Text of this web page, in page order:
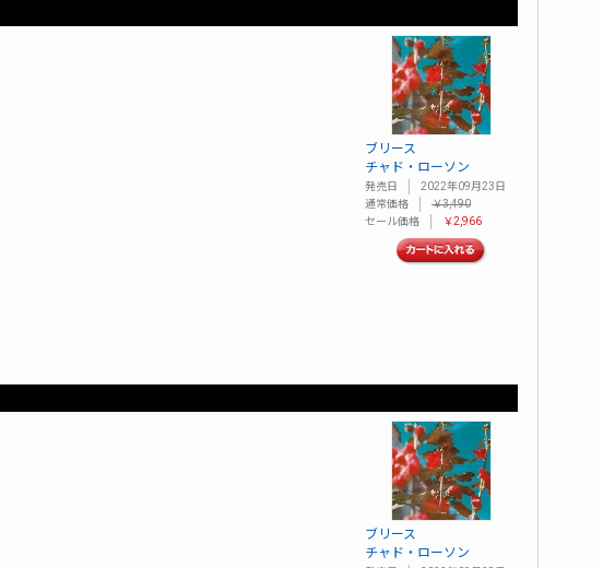
ブリース
チャド・ローソン
発売日
2022年09月23日
通常価格
￥3,490
セール価格
￥2,966
ブリース
チャド・ローソン